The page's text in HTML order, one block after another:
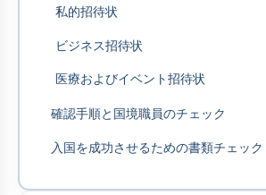
私的招待状
ビジネス招待状
医療およびイベント招待状
確認手順と国境職員のチェック
入国を成功させるための書類チェック